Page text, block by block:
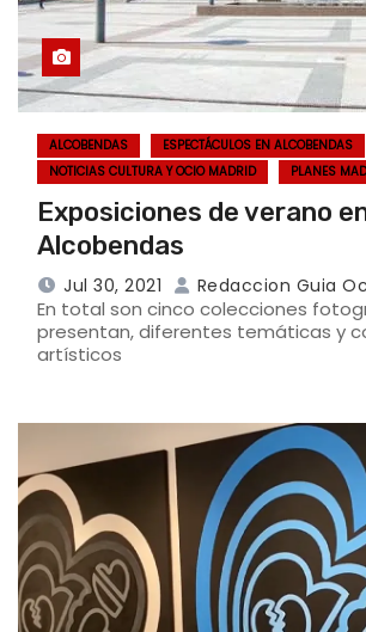
ALCOBENDAS ESPECTÁCULOS EN ALCOBENDAS
NOTICIAS CULTURA Y OCIO MADRID
PLANES
Exposiciones de verano
Alcobendas
Jul 30, 2021 Redaccion Guia
En total son cinco colecciones
presentan, diferentes temáticas y
artísticos